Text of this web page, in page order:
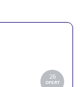
26
OFERT